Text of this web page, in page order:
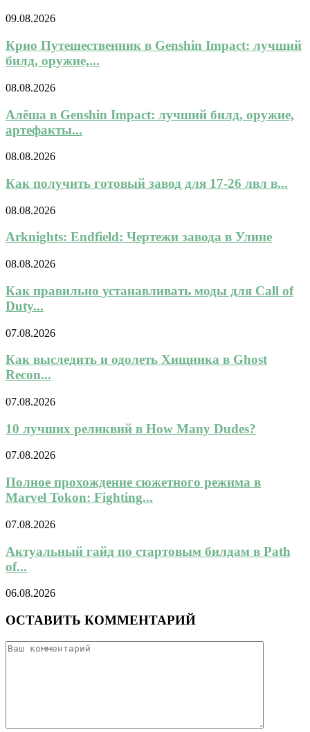
09.08.2026
Крио Путешественник в Genshin Impact: лучший
билд, оружие,...
08.08.2026
Алёша в Genshin Impact: лучший билд, оружие,
артефакты...
08.08.2026
Как получить готовый завод для 17-26 лвл в...
08.08.2026
Arknights: Endfield: Чертежи завода в Улине
08.08.2026
Как правильно устанавливать моды для Call of
Duty...
07.08.2026
Как выследить и одолеть Хищника в Ghost
Recon...
07.08.2026
10 лучших реликвий в How Many Dudes?
07.08.2026
Полное прохождение сюжетного режима в
Marvel Tokon: Fighting...
07.08.2026
Актуальный гайд по стартовым билдам в Path
of...
06.08.2026
ОСТАВИТЬ КОММЕНТАРИЙ